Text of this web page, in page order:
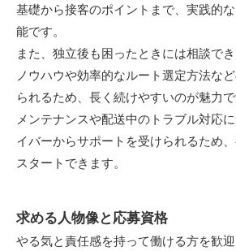
基礎から接客のポイントまで、実践的
能です。
また、独立後も困ったときには相談で
ノウハウや効率的なルート選定方法な
られるため、長く続けやすいのが魅力
メンテナンスや配送中のトラブル対応
イバーからサポートを受けられるため
スタートできます。
求める人物像と応募資格
やる気と責任感を持って働ける方を歓